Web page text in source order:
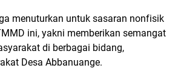
menuturkan untuk sasaran nonfisik
ini, yakni memberikan semangat
di berbagai bidang,
Desa Abbanuange.